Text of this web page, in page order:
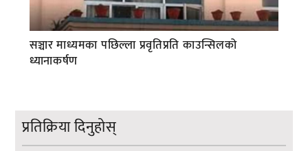
सञ्चार माध्यमका पछिल्ला प्रवृतिप्रति काउन्सिलको
ध्यानाकर्षण
प्रतिक्रिया दिनुहोस्